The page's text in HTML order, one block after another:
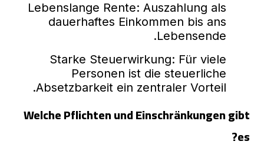
Lebenslange Rente: Auszahlung als
dauerhaftes Einkommen bis ans
Lebensende.
Starke Steuerwirkung: Für viele
Personen ist die steuerliche
Absetzbarkeit ein zentraler Vorteil.
Welche Pflichten und Einschränkungen gibt
es?